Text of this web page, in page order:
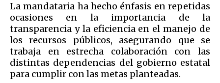
La mandataria ha hecho énfasis en repetidas
ocasiones en la importancia de la
transparencia y la eficiencia en el manejo de
los recursos públicos, asegurando que se
trabaja en estrecha colaboración con las
distintas dependencias del gobierno estatal
para cumplir con las metas planteadas.